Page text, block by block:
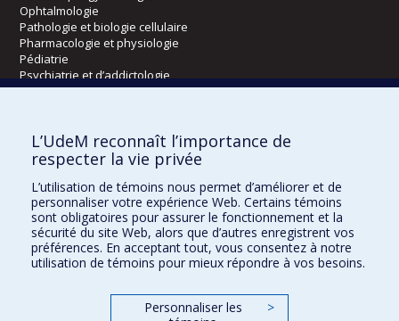
Ophtalmologie
Pathologie et biologie cellulaire
Pharmacologie et physiologie
Pédiatrie
Psychiatrie et d’addictologie
Radiologie, radio-oncologie et médecine nucléaire
Écoles
Orthophonie et audiologie
Réadaptation
Directions
L’UdeM reconnaît l’importance de
respecter la vie privée
L’utilisation de témoins nous permet d’améliorer et de
personnaliser votre expérience Web. Certains témoins
sont obligatoires pour assurer le fonctionnement et la
sécurité du site Web, alors que d’autres enregistrent vos
préférences. En acceptant tout, vous consentez à notre
utilisation de témoins pour mieux répondre à vos besoins.
Personnaliser les
>